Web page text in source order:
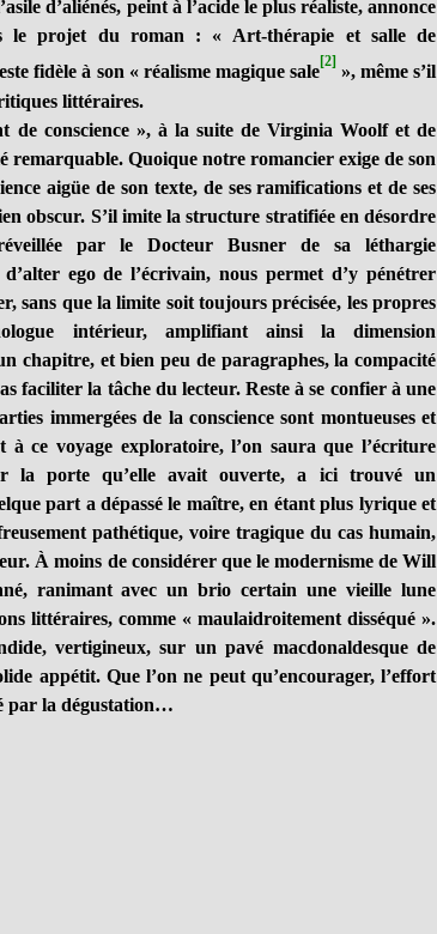
d’aliénés, peint à l’acide le plus réaliste, annonce
le projet du roman : « Art-thérapie et salle de
fidèle à son « réalisme magique sale[2] », même s’il
littéraires.
conscience », à la suite de Virginia Woolf et de
remarquable. Quoique notre romancier exige de son
aigüe de son texte, de ses ramifications et de ses
obscur. S’il imite la structure stratifiée en désordre
par le Docteur Busner de sa léthargie
ego de l’écrivain, nous permet d’y pénétrer
sans que la limite soit toujours précisée, les propres
intérieur, amplifiant ainsi la dimension
chapitre, et bien peu de paragraphes, la compacité
faciliter la tâche du lecteur. Reste à se confier à une
immergées de la conscience sont montueuses et
à ce voyage exploratoire, l’on saura que l’écriture
la porte qu’elle avait ouverte, a ici trouvé un
part a dépassé le maître, en étant plus lyrique et
pathétique, voire tragique du cas humain,
À moins de considérer que le modernisme de Will
ranimant avec un brio certain une vieille lune
littéraires, comme « maulaidroitement disséqué ».
vertigineux, sur un pavé macdonaldesque de
appétit. Que l’on ne peut qu’encourager, l’effort
par la dégustation…